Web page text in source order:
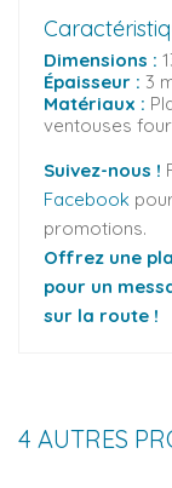
Dimensions :
Épaisseur : 3
Matériaux :
ventouses
Suivez-nous !
Facebook
promotions.
Offrez une
pour un
sur la route !
4 AUTRES